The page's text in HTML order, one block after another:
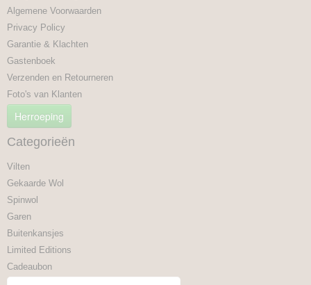
Algemene Voorwaarden
Privacy Policy
Garantie & Klachten
Gastenboek
Verzenden en Retourneren
Foto's van Klanten
Herroeping
Categorieën
Vilten
Gekaarde Wol
Spinwol
Garen
Buitenkansjes
Limited Editions
Cadeaubon